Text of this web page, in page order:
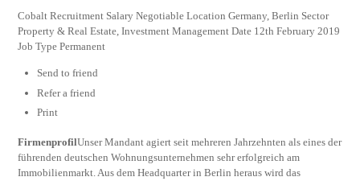
Cobalt Recruitment Salary Negotiable Location Germany, Berlin Sector
Property & Real Estate, Investment Management Date 12th February 2019
Job Type Permanent
Send to friend
Refer a friend
Print
FirmenprofilUnser Mandant agiert seit mehreren Jahrzehnten als eines der
führenden deutschen Wohnungsunternehmen sehr erfolgreich am
Immobilienmarkt. Aus dem Headquarter in Berlin heraus wird das